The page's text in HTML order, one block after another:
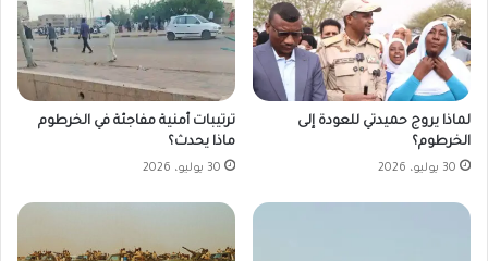
لماذا يروج حميدتي للعودة إلى
الخرطوم؟
30 يوليو، 2026
ترتيبات أمنية مفاجئة في الخرطوم
ماذا يحدث؟
30 يوليو، 2026